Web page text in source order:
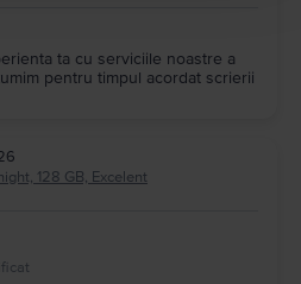
ta cu serviciile noastre a
pentru timpul acordat scrierii
128 GB, Excelent